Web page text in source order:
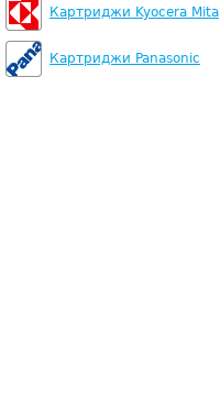
Картриджи Kyocera Mita
Картриджи Panasonic